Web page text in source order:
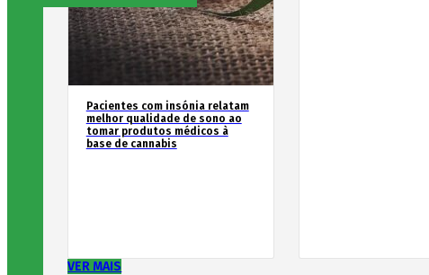
Pacientes com insónia relatam
melhor qualidade de sono ao
tomar produtos médicos à
base de cannabis
VER MAIS